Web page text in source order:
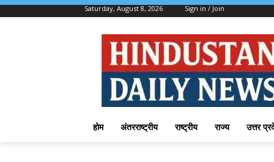
Saturday, August 8, 2026 Sign in / Join
होम अंतरराष्ट्रीय राष्ट्रीय राज्य उत्तर